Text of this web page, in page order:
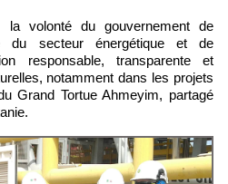
la volonté du gouvernement de
du secteur énergétique et de
responsable, transparente et
notamment dans les projets
Grand Tortue Ahmeyim, partagé